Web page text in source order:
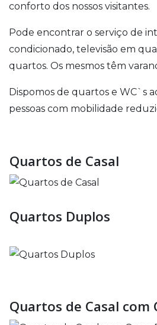
conforto dos nossos visitantes.
Pode encontrar o serviço de
condicionado, televisão em
quartos. Os mesmos têm
Dispomos de quartos e WC`s
pessoas com mobilidade
Quartos de Casal
Quartos Duplos
Quartos de Casal com